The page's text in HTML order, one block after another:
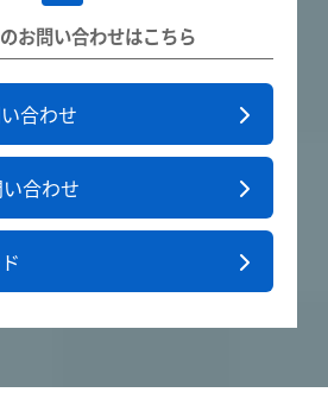
お問い合わせはこちら
合わせ
合わせ